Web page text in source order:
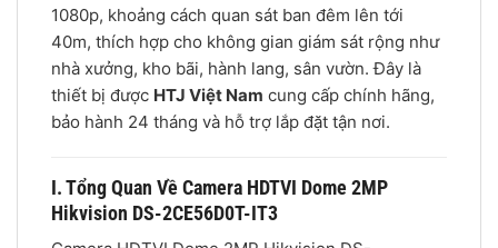
1080p, khoảng cách quan sát ban đêm lên tới
40m, thích hợp cho không gian giám sát rộng như
nhà xưởng, kho bãi, hành lang, sân vườn. Đây là
thiết bị được HTJ Việt Nam cung cấp chính hãng,
bảo hành 24 tháng và hỗ trợ lắp đặt tận nơi.
I. Tổng Quan Về Camera HDTVI Dome 2MP
Hikvision DS-2CE56D0T-IT3